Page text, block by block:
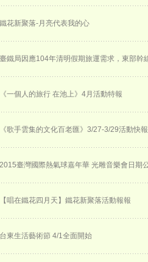
鐵花新聚落-月亮代表我的心
臺鐵局因應104年清明假期旅運需求，東部幹
《一個人的旅行 在池上》4月活動特報
《歌手雲集的文化百老匯》3/27-3/29活動快報
2015臺灣國際熱氣球嘉年華 光雕音樂會日期
【唱在鐵花四月天】鐵花新聚落活動報報
台東生活藝術節 4/1全面開始